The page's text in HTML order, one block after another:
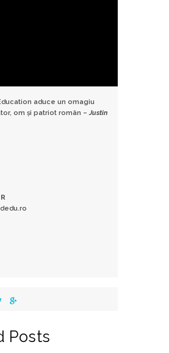
aduce un omagiu
om și patriot român – Justin
Posts